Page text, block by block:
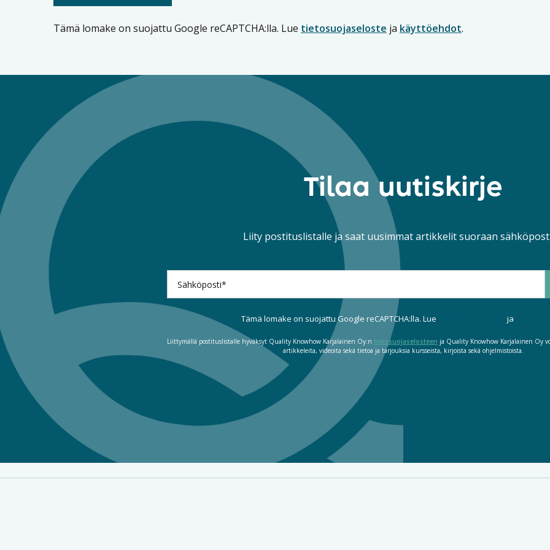
Tämä lomake on suojattu Google reCAPTCHA:lla. Lue tietosuojaseloste ja käyttöehdot.
Tilaa uutiskirje
Liity postituslistalle ja saat uusimmat artikkelit suoraan
Tämä lomake on suojattu Google reCAPTCHA:lla. Lue ja
Liittymällä postituslistalle hyväksyt Quality Knowhow Karjalainen Oy:n tietosuojaselosteen ja Quality Knowhow Karjalainen Oy
artikkeleita, videoita sekä tietoa ja tarjouksia kursseista, kirjoista sekä ohjelmistoista.